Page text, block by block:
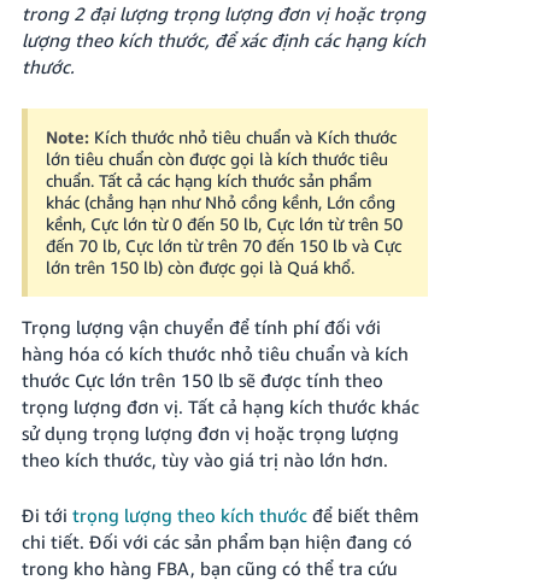
trong 2 đại lượng trọng lượng đơn vị hoặc trọng
lượng theo kích thước, để xác định các hạng kích
thước.
Note: Kích thước nhỏ tiêu chuẩn và Kích thước
lớn tiêu chuẩn còn được gọi là kích thước tiêu
chuẩn. Tất cả các hạng kích thước sản phẩm
khác (chẳng hạn như Nhỏ cồng kềnh, Lớn cồng
kềnh, Cực lớn từ 0 đến 50 lb, Cực lớn từ trên 50
đến 70 lb, Cực lớn từ trên 70 đến 150 lb và Cực
lớn trên 150 lb) còn được gọi là Quá khổ.
Trọng lượng vận chuyển để tính phí đối với
hàng hóa có kích thước nhỏ tiêu chuẩn và kích
thước Cực lớn trên 150 lb sẽ được tính theo
trọng lượng đơn vị. Tất cả hạng kích thước khác
sử dụng trọng lượng đơn vị hoặc trọng lượng
theo kích thước, tùy vào giá trị nào lớn hơn.
Đi tới trọng lượng theo kích thướcđể biết thêm
chi tiết. Đối với các sản phẩm bạn hiện đang có
trong kho hàng FBA, bạn cũng có thể tra cứu